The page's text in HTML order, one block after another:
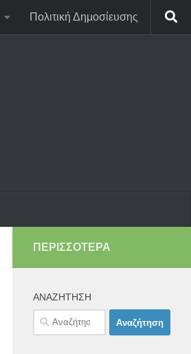
Πολιτική Δημοσίευσης
ΠΕΡΙΣΣΌΤΕΡΑ
ΑΝΑΖΉΤΗΣΗ
Αναζήτηση
για: